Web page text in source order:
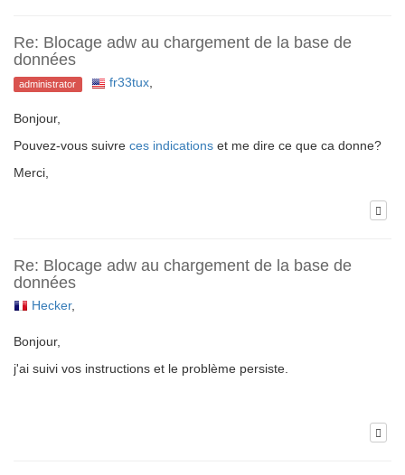
Re: Blocage adw au chargement de la base de
données
administrator fr33tux,
Bonjour,
Pouvez-vous suivre ces indications et me dire ce que ca donne?
Merci,
Re: Blocage adw au chargement de la base de
données
Hecker,
Bonjour,
j'ai suivi vos instructions et le problème persiste.